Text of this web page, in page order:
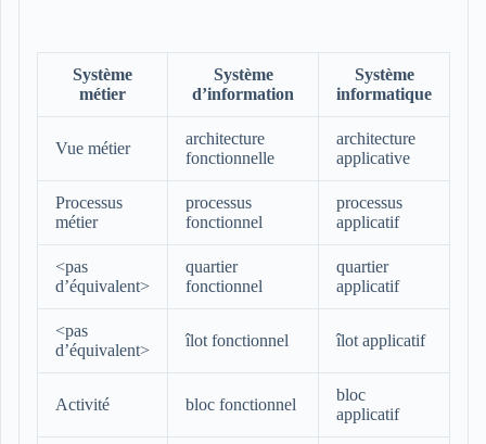
Système
métier
Système
d’information
Système
informatique
Vue métier
architecture
fonctionnelle
architecture
applicative
Processus
métier
processus
fonctionnel
processus
applicatif
<pas
d’équivalent>
quartier
fonctionnel
quartier
applicatif
<pas
d’équivalent>
îlot fonctionnel îlot applicatif
Activité bloc fonctionnel
bloc
applicatif